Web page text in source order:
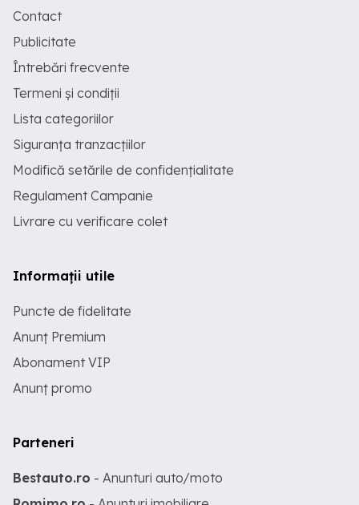
Contact
Publicitate
Întrebări frecvente
Termeni și condiții
Lista categoriilor
Siguranța tranzacțiilor
Modifică setările de confidențialitate
Regulament Campanie
Livrare cu verificare colet
Informații utile
Puncte de fidelitate
Anunț Premium
Abonament VIP
Anunț promo
Parteneri
Bestauto.ro - Anunturi auto/moto